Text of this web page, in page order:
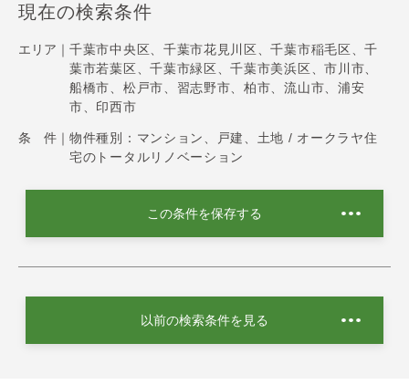
現在の検索条件
エリア｜ 千葉市中央区、千葉市花見川区、千葉市稲毛区、千
葉市若葉区、千葉市緑区、千葉市美浜区、市川市、
船橋市、松戸市、習志野市、柏市、流山市、浦安
市、印西市
条 件｜ 物件種別：マンション、戸建、土地 / オークラヤ住
宅のトータルリノベーション
この条件を保存する
以前の検索条件を見る